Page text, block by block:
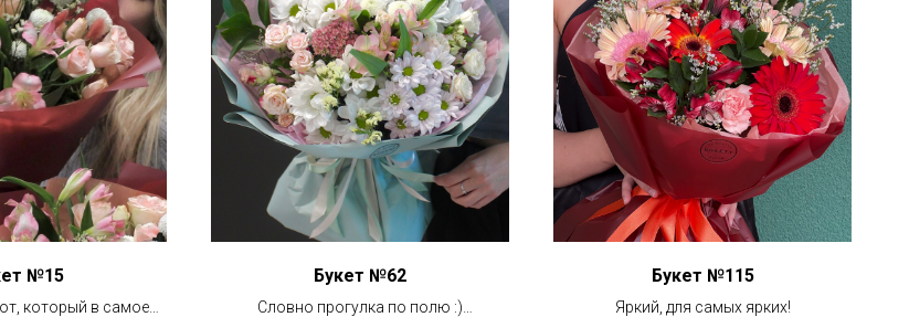
№15
который в самое
Букет №62
Словно прогулка по полю :)
Букет №115
Яркий, для самых ярких!